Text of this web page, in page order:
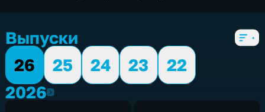
Выпуски
26
25 24 23
22
20262026